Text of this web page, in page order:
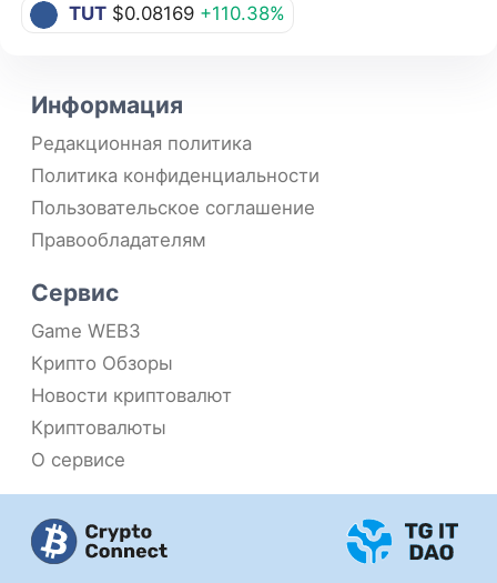
TUT $0.08169 +110.38%
Информация
Редакционная политика
Политика конфиденциальности
Пользовательское соглашение
Правообладателям
Сервис
Game WEB3
Крипто Обзоры
Новости криптовалют
Криптовалюты
О сервисе